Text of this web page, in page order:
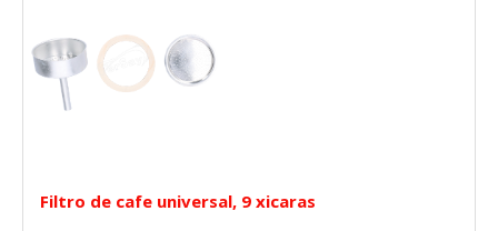
Filtro de cafe universal, 9 xicaras